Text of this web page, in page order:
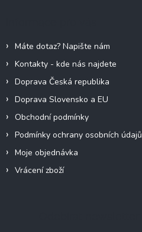
s
Máte dotaz? Napište nám
Kontakty - kde nás najdete
Doprava Česká republika
Doprava Slovensko a EU
Obchodní podmínky
Podmínky ochrany osobních údajů
Moje objednávka
Vrácení zboží